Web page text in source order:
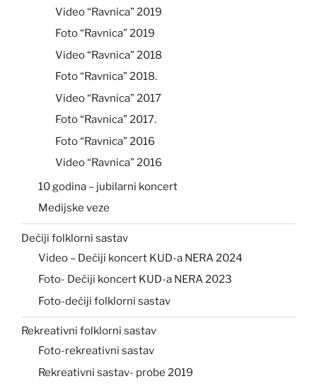
Video “Ravnica” 2019
Foto “Ravnica” 2019
Video “Ravnica” 2018
Foto “Ravnica” 2018.
Video “Ravnica” 2017
Foto “Ravnica” 2017.
Foto “Ravnica” 2016
Video “Ravnica” 2016
10 godina – jubilarni koncert
Medijske veze
Dečiji folklorni sastav
Video – Dečiji koncert KUD-a NERA 2024
Foto- Dečiji koncert KUD-a NERA 2023
Foto-dečiji folklorni sastav
Rekreativni folklorni sastav
Foto-rekreativni sastav
Rekreativni sastav- probe 2019